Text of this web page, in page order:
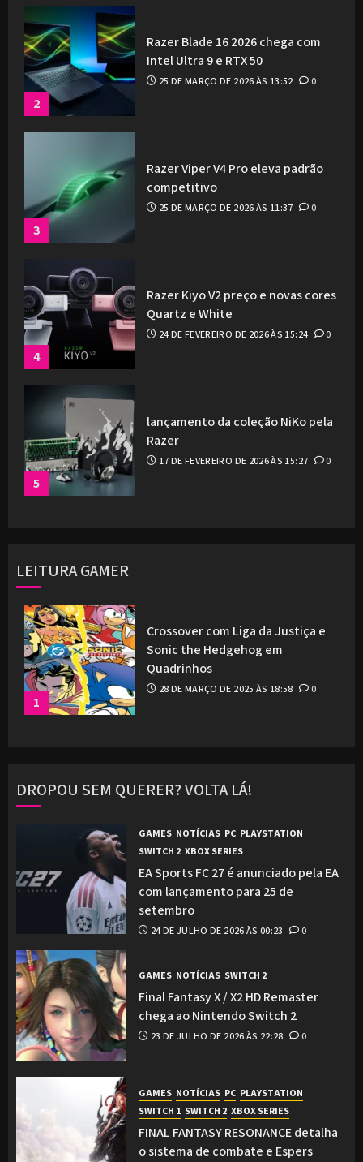
2
Razer Blade 16 2026 chega com
Intel Ultra 9 e RTX 50
25 DE MARÇO DE 2026 ÀS 13:52 0
3
Razer Viper V4 Pro eleva padrão
competitivo
25 DE MARÇO DE 2026 ÀS 11:37 0
4
Razer Kiyo V2 preço e novas cores
Quartz e White
24 DE FEVEREIRO DE 2026 ÀS 15:24 0
5
lançamento da coleção NiKo pela
Razer
17 DE FEVEREIRO DE 2026 ÀS 15:27 0
LEITURA GAMER
1
Crossover com Liga da Justiça e
Sonic the Hedgehog em
Quadrinhos
28 DE MARÇO DE 2025 ÀS 18:58 0
DROPOU SEM QUERER? VOLTA LÁ!
GAMES NOTÍCIAS PC PLAYSTATION
SWITCH 2 XBOX SERIES
EA Sports FC 27 é anunciado pela EA
com lançamento para 25 de
setembro
24 DE JULHO DE 2026 ÀS 00:23 0
GAMES NOTÍCIAS SWITCH 2
Final Fantasy X / X2 HD Remaster
chega ao Nintendo Switch 2
23 DE JULHO DE 2026 ÀS 22:28 0
GAMES NOTÍCIAS PC PLAYSTATION
SWITCH 1 SWITCH 2 XBOX SERIES
FINAL FANTASY RESONANCE detalha
o sistema de combate e Espers